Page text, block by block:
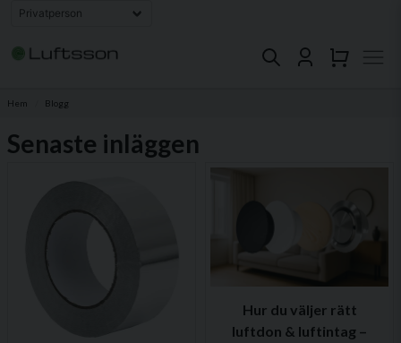
Hem Blogg
Senaste inläggen
Hur du väljer rätt
luftdon & luftintag –